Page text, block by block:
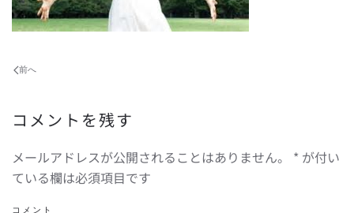
前へ
コメントを残す
メールアドレスが公開されることはありません。 * が付い
ている欄は必須項目です
コメント